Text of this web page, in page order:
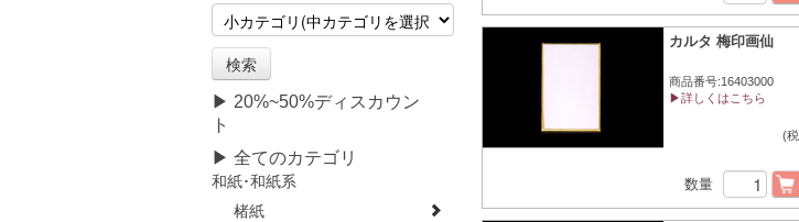
▶ 20%~50%ディスカウン
ト
▶ 全てのカテゴリ
和紙･和紙系
楮紙
カルタ 梅印画仙
商品番号:16403000
▶詳しくはこちら
(
数量